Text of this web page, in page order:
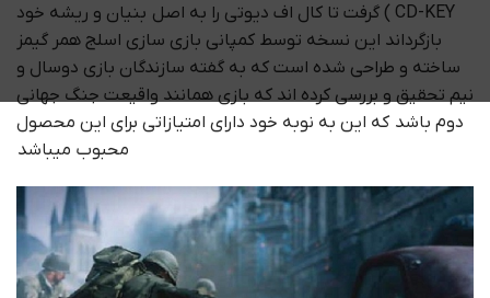
CD-KEY ) گرفت تا کال اف دیوتی را به اصل بنیان و ریشه خود
بازگرداند این نسخه توسط کمپانی بازی سازی اسلج همر گیمز
ساخته و طراحی شده است که به گفته سازندگان بازی دوسال و
نیم تحقیق و بررسی کرده اند که بازی همانند واقیعت جنگ جهانی
دوم باشد که این به نوبه خود دارای امتیازاتی برای این محصول
محبوب میباشد